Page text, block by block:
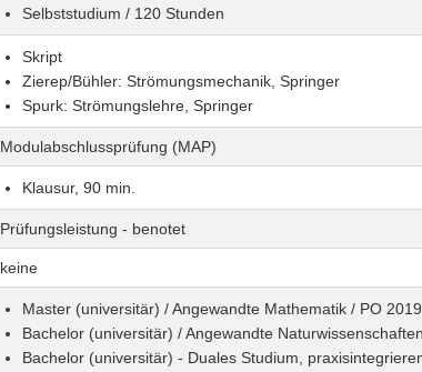
Selbststudium / 120 Stunden
Skript
Zierep/Bühler: Strömungsmechanik, Springer
Spurk: Strömungslehre, Springer
Modulabschlussprüfung (MAP)
Klausur, 90 min.
Prüfungsleistung - benotet
keine
Master (universitär) / Angewandte Mathematik / PO 2019
Bachelor (universitär) / Angewandte
Bachelor (universitär) - Duales Studium,